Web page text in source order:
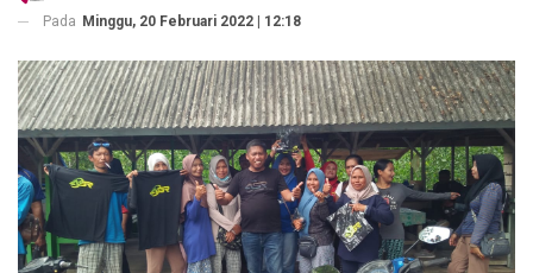
Pada Minggu, 20 Februari 2022 | 12:18